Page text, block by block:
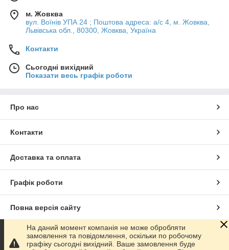
м. Жовква
вул. Воїнів УПА 24 ; Поштова адреса: а/с 4, м. Жовква,
Львівська обл., 80300, Жовква, Україна
Контакти
Сьогодні вихідний
Показати весь графік роботи
Про нас
Контакти
Доставка та оплата
Графік роботи
Повна версія сайту
Сайт створено на маркетплейсіProm.ua
На даний момент компанія не може обробляти
замовлення та повідомлення, оскільки по робочому
графіку сьогодні вихідний. Ваше замовлення буде